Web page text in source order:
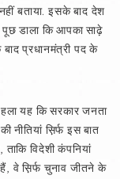
बताया. इसके बाद देश
डाला कि आपका साढ़े
प्रधानमंत्री पद के
यह कि सरकार जनता
नीतियां स़िर्फ इस बात
विदेशी कंपनियां
वे स़िर्फ चुनाव जीतने के